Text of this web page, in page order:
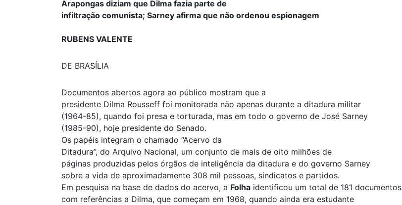
Arapongas diziam que Dilma fazia parte de
infiltração comunista; Sarney afirma que não ordenou espionagem
RUBENS VALENTE
DE BRASÍLIA
Documentos abertos agora ao público mostram que a
presidente Dilma Rousseff foi monitorada não apenas durante a ditadura militar
(1964-85), quando foi presa e torturada, mas em todo o governo de José Sarney
(1985-90), hoje presidente do Senado.
Os papéis integram o chamado “Acervo da
Ditadura”, do Arquivo Nacional, um conjunto de mais de oito milhões de
páginas produzidas pelos órgãos de inteligência da ditadura e do governo Sarney
sobre a vida de aproximadamente 308 mil pessoas, sindicatos e partidos.
Em pesquisa na base de dados do acervo, a Folha identificou um total de 181 documentos
com referências a Dilma, que começam em 1968, quando ainda era estudante